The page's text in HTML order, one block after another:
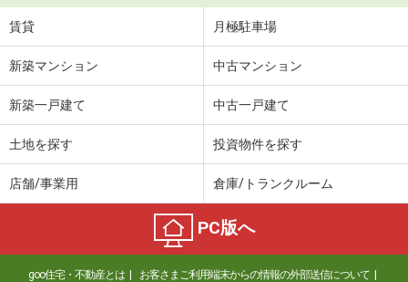
賃貸 月極駐車場
新築マンション 中古マンション
新築一戸建て 中古一戸建て
土地を探す 投資物件を探す
店舗/事業用 倉庫/トランクルーム
PC版へ
goo住宅・不動産とは お客さまご利用端末からの情報の外部送信について